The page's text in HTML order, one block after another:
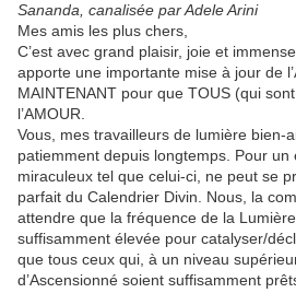
Sananda, canalisée par Adele Arini
Mes amis les plus chers,
C’est avec grand plaisir, joie et
apporte une importante mise à jour de
MAINTENANT pour que TOUS (qui
l’AMOUR.
Vous, mes travailleurs de lumière bien-
patiemment depuis longtemps. Pour
miraculeux tel que celui-ci, ne peut se
parfait du Calendrier Divin. Nous, la
attendre que la fréquence de la
suffisamment élevée pour catalyser/
que tous ceux qui, à un niveau
d’Ascensionné soient suffisamment